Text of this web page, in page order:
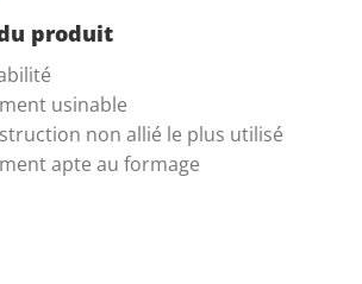
produit
usinable
non allié le plus utilisé
apte au formage